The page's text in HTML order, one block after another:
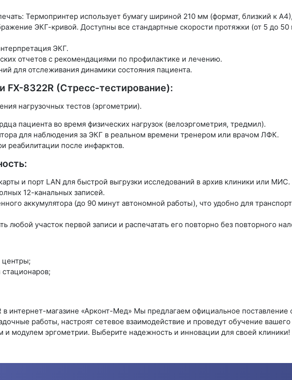
Термопринтер использует бумагу шириной 210 мм (формат, близкий к
ЭКГ-кривой. Доступны все стандартные скорости протяжки (от 5 до
ЭКГ.
отчетов с рекомендациями по профилактике и лечению.
для отслеживания динамики состояния пациента.
8322R (Стресс-тестирование):
нагрузочных тестов (эргометрии).
пациента во время физических нагрузок (велоэргометрия, тредмил).
для наблюдения за ЭКГ в реальном времени тренером или врачом ЛФК.
реабилитации после инфарктов.
и порт LAN для быстрой выгрузки исследований в архив клиники или МИС.
12-канальных записей.
аккумулятора (до 90 минут автономной работы), что удобно для
любой участок первой записи и распечатать его повторно без повторного
центры;
интернет-магазине «Арконт-Мед» Мы предлагаем официальное поставление
работы, настроят сетевое взаимодействие и проведут обучение
и модулем эргометрии. Выберите надежность и инновации для своей клиники!